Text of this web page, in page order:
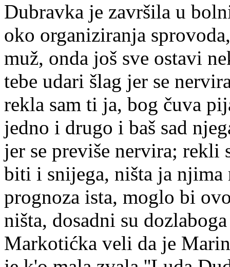
Dubravka je završila u
oko organiziranja
muž, onda još sve ostavi
tebe udari šlag jer se
rekla sam ti ja, bog čuva
jedno i drugo i baš sad
jer se previše nervira; rekli
biti i snijega, ništa ja njima
prognoza ista, moglo bi
ništa, dosadni su
Markotićka veli da je